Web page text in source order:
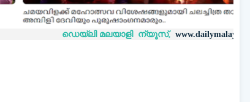
ഡെയ്‌ലി മലയാളി ന്യൂസ്, www.dailymalayaly.com